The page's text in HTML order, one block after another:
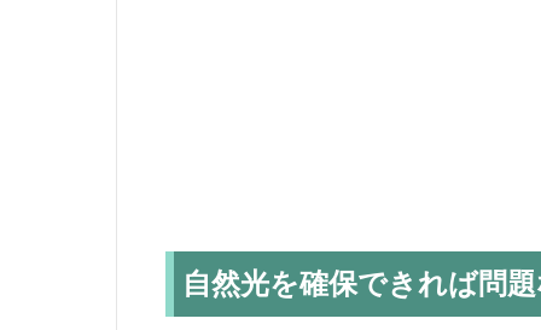
自然光を確保できれば問